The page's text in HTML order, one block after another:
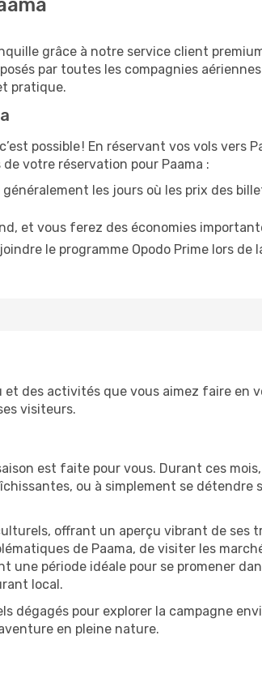
grâce à notre service client
par toutes les compagnies
pratique.
possible ! En réservant vos vols vers
votre réservation pour Paama :
les jours où les prix des
et vous ferez des économies
le programme Opodo Prime lors de
des activités que vous aimez faire en
visiteurs.
est faite pour vous. Durant ces
ou à simplement se
offrant un aperçu vibrant de ses
de Paama, de visiter les
une période idéale pour se promener
local.
dégagés pour explorer la campagne
en pleine nature.